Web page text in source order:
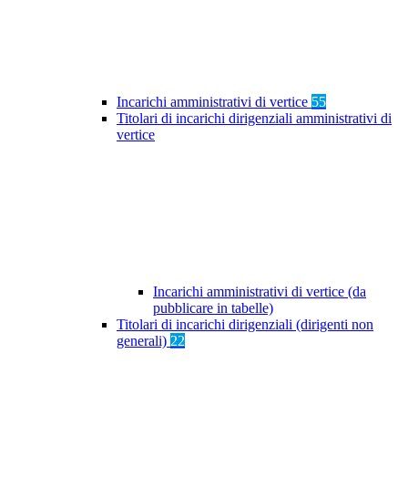
Incarichi amministrativi di vertice 55
Titolari di incarichi dirigenziali amministrativi di
vertice
Incarichi amministrativi di vertice (da
pubblicare in tabelle)
Titolari di incarichi dirigenziali (dirigenti non
generali) 22